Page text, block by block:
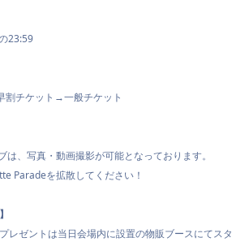
23:59
チケット→一般チケット
、写真・動画撮影が可能となっております。
Paradeを拡散してください！
レゼントは当日会場内に設置の物販ブースにてスタ